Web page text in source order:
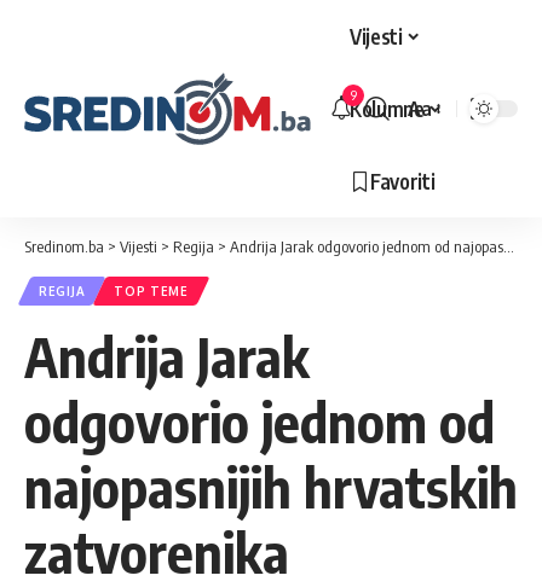
Vijesti
Kolumne
Favoriti
9
Veličina
Aa
Sredinom.ba > Vijesti > Regija > Andrija Jarak odgovorio jednom od najopasnijih hrvatskih zatvorenika
REGIJA TOP TEME
Andrija Jarak
odgovorio jednom od
najopasnijih hrvatskih
zatvorenika